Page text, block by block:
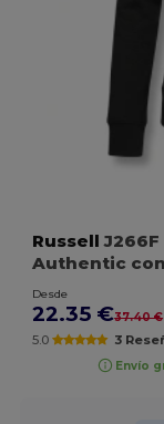
Russell J266F
Authentic
Desde
22.35 €37.40 €
5.0 3
Envío